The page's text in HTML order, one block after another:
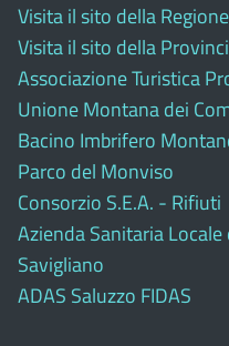
Visita il sito della
Visita il sito della
Associazione Turistica
Unione Montana dei
Bacino Imbrifero
Parco del Monviso
Consorzio S.E.A. - Rifiuti
Azienda Sanitaria
Savigliano
ADAS Saluzzo FIDAS